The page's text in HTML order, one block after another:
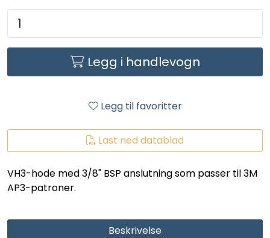
Legg i handlevogn
Legg til favoritter
Last ned datablad
VH3-hode med 3/8" BSP anslutning som passer til 3M
AP3-patroner.
Beskrivelse
LEGIONELLA
DIFFUSOR
Marked
Aktuelt
Om oss